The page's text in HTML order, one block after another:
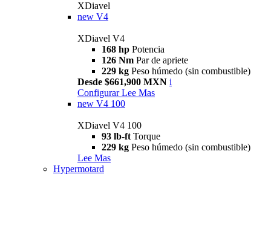
XDiavel
new V4
XDiavel V4
168 hp Potencia
126 Nm Par de apriete
229 kg Peso húmedo (sin combustible)
Desde $661,900 MXN i
Configurar Lee Mas
new V4 100
XDiavel V4 100
93 lb-ft Torque
229 kg Peso húmedo (sin combustible)
Lee Mas
Hypermotard